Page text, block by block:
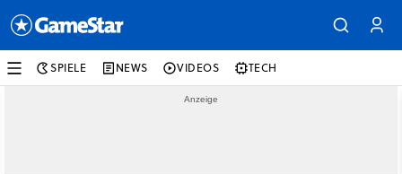
SPIELE NEWS VIDEOS TECH